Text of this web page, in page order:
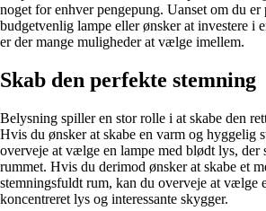
noget for enhver pengepung. Uanset om du er
budgetvenlig lampe eller ønsker at investere i
er der mange muligheder at vælge imellem.
Skab den perfekte stemning
Belysning spiller en stor rolle i at skabe den
Hvis du ønsker at skabe en varm og hyggelig
overveje at vælge en lampe med blødt lys, der
rummet. Hvis du derimod ønsker at skabe et
stemningsfuldt rum, kan du overveje at vælge
koncentreret lys og interessante skygger.